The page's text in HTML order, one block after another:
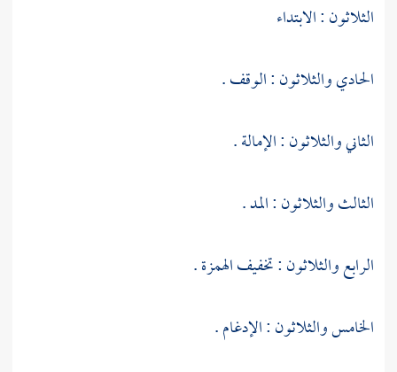
الثلاثون : الابتداء
الحادي والثلاثون : الوقف .
الثاني والثلاثون : الإمالة .
الثالث والثلاثون : المد .
الرابع والثلاثون : تخفيف الهمزة .
الخامس والثلاثون : الإدغام .